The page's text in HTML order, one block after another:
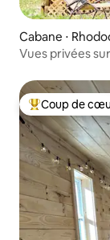
Cabane ⋅
Vues privées
Coups de
Coup de